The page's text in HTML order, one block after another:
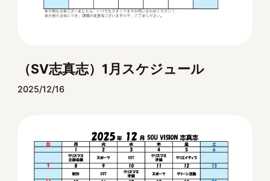
（SV志真志）1月スケジュール
2025/12/16